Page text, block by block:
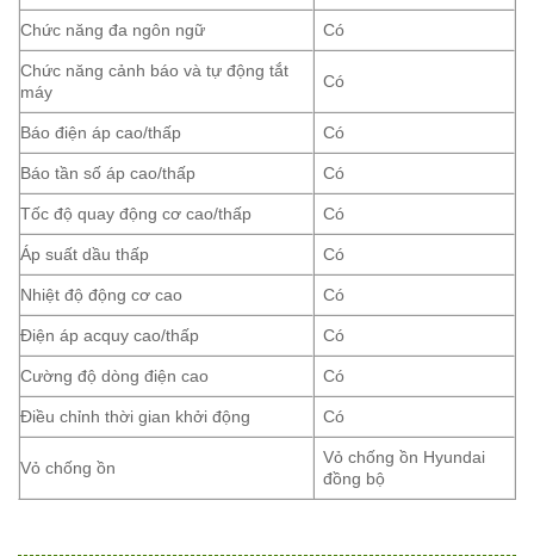
Chức năng đa ngôn ngữ Có
Chức năng cảnh báo và tự động tắt
máy
Có
Báo điện áp cao/thấp Có
Báo tần số áp cao/thấp Có
Tốc độ quay động cơ cao/thấp Có
Áp suất dầu thấp Có
Nhiệt độ động cơ cao Có
Điện áp acquy cao/thấp Có
Cường độ dòng điện cao Có
Điều chỉnh thời gian khởi động Có
Vỏ chống ồn
Vỏ chống ồn Hyundai
đồng bộ